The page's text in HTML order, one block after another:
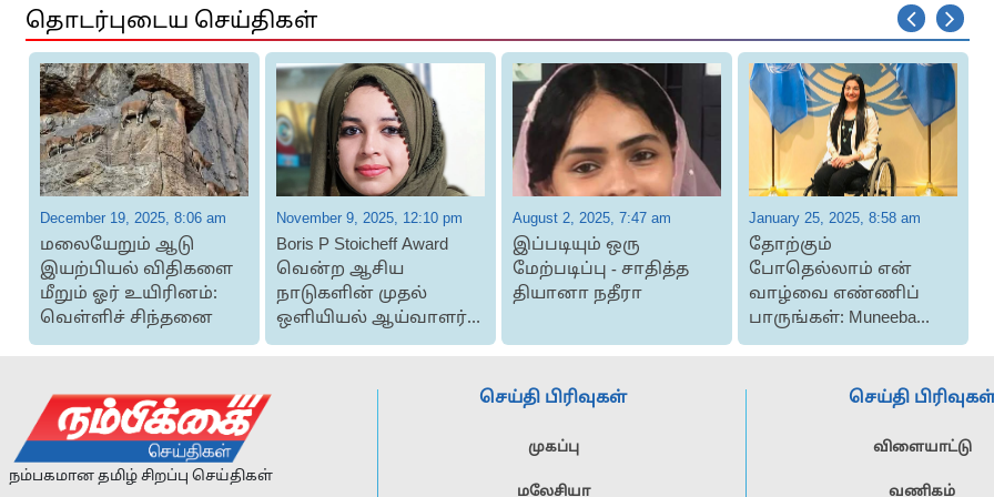
தொடர்புடைய செய்திகள்
December 19, 2025, 8:06 am
மலையேறும் ஆடு
இயற்பியல் விதிகளை
மீறும் ஓர் உயிரினம்:
வெள்ளிச் சிந்தனை
November 9, 2025, 12:10 pm
Boris P Stoicheff Award
வென்ற ஆசிய
நாடுகளின் முதல்
ஒளியியல் ஆய்வாளர்
ஹஸ்னா ஜஹான்
August 2, 2025, 7:47 am
இப்படியும் ஒரு
மேற்படிப்பு - சாதித்த
தியானா நதீரா
January 25, 2025, 8:58 am
தோற்கும்
போதெல்லாம் என்
வாழ்வை எண்ணிப்
பாருங்கள்: Muneeba
Mazari
நம்பகமான தமிழ் சிறப்பு செய்திகள்
செய்தி பிரிவுகள்
முகப்பு
மலேசியா
செய்தி
விளையாட்டு
வணிகம்